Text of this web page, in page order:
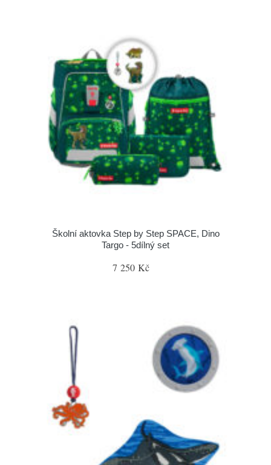
Školní aktovka Step by Step SPACE, Dino
Targo - 5dílný set
7 250 Kč